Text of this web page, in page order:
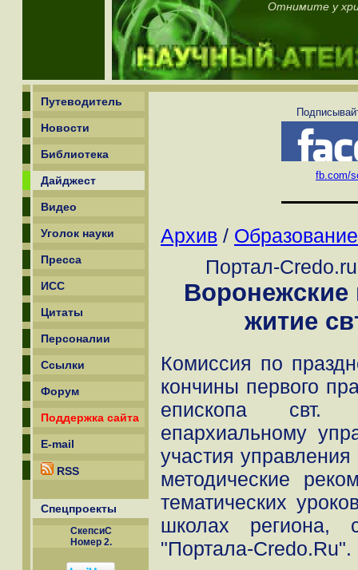
Отнимите у
Путеводитель
Новости
Библиотека
Дайджест
Видео
Уголок науки
Пресса
ИСС
Цитаты
Персоналии
Ссылки
Форум
Поддержка сайта
E-mail
RSS
Спецпроекты
СкепсиС
Номер 2.
fb.com/
Архив / Образование
Портал-
Воронежские
житие
Комиссия по
кончины первого
епископа свт.
епархиальному
участия управления
методические
тематических
школах региона,
"Портала-Credo.Ru".